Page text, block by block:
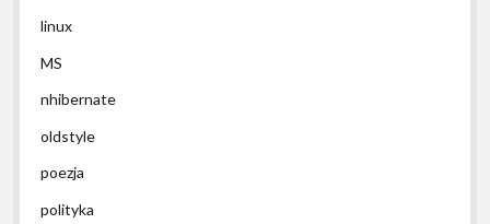
linux
MS
nhibernate
oldstyle
poezja
polityka